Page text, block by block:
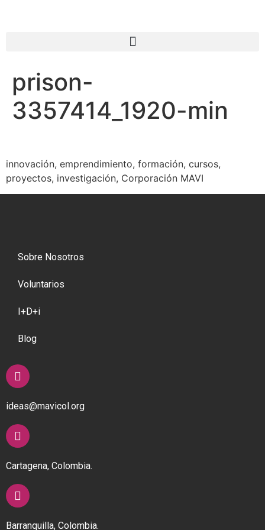
prison-
3357414_1920-min
innovación, emprendimiento, formación, cursos,
proyectos, investigación, Corporación MAVI
Sobre Nosotros
Voluntarios
I+D+i
Blog
ideas@mavicol.org
Cartagena, Colombia.
Barranquilla, Colombia.